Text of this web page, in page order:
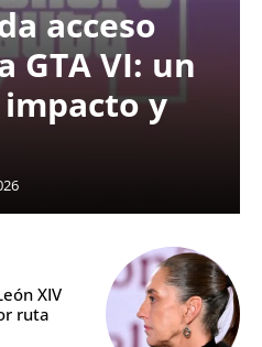
acceso
GTA VI: un
y
XIV
ruta